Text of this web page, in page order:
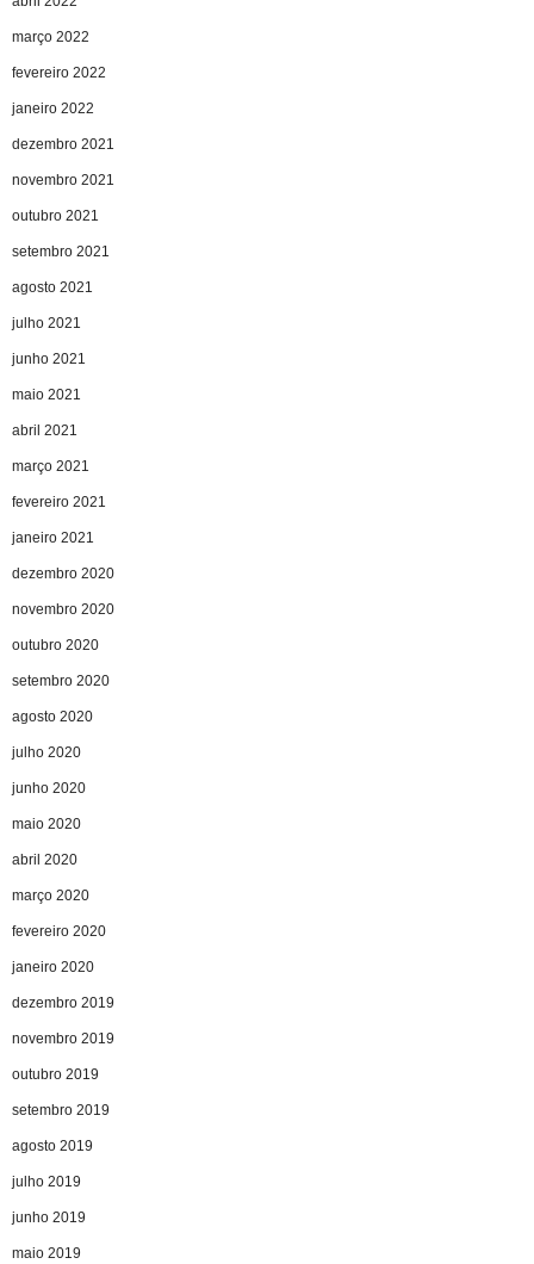
março 2022
fevereiro 2022
janeiro 2022
dezembro 2021
novembro 2021
outubro 2021
setembro 2021
agosto 2021
julho 2021
junho 2021
maio 2021
abril 2021
março 2021
fevereiro 2021
janeiro 2021
dezembro 2020
novembro 2020
outubro 2020
setembro 2020
agosto 2020
julho 2020
junho 2020
maio 2020
abril 2020
março 2020
fevereiro 2020
janeiro 2020
dezembro 2019
novembro 2019
outubro 2019
setembro 2019
agosto 2019
julho 2019
junho 2019
maio 2019